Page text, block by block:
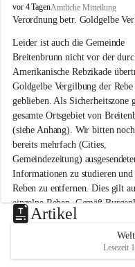
B
r
i
t
e
n
b
r
u
n
n
a
m
N
e
u
s
d
vor 4 TagenAmtliche Mitteilung
Verordnung betr. Goldgelbe
Leider ist auch die Gemeinde
Breitenbrunn nicht vor der
Amerikanische Rebzikade
Goldgelbe Vergilbung der
geblieben. Als Sicherheitszone
gesamte Ortsgebiet von
(siehe Anhang). Wir bitten
bereits mehrfach (Cities,
Gemeindezeitung)
Informationen zu studieren und
Reben zu entfernen. Dies gilt
einzelne Reben. Gemäß
Weinbaugesetz sind nicht
unzulässige Weingärten zu
helfen wir zusammen um
vor den prognostizierten
Artikel
Lesezeit